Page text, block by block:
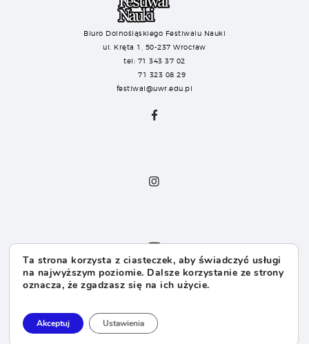
Biuro Dolnośląskiego Festiwalu Nauki
ul. Kręta 1, 50-237 Wrocław
tel: 71 343 37 02
71 323 08 29
festiwal@uwr.edu.pl
Dla Mediów
Dla Organizatorów
FAQ
Ta strona korzysta z ciasteczek, aby świadczyć usługi
na najwyższym poziomie. Dalsze korzystanie ze strony
oznacza, że zgadzasz się na ich użycie.
Akceptuj Ustawienia